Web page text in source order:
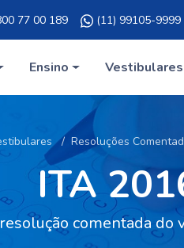
77 00 189 (11) 99105-9999
Ensino Vestibulares
Resoluções
ITA
comentada do